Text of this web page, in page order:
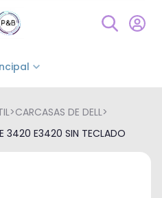
>CARCASAS DE DELL>
3420 E3420 SIN TECLADO